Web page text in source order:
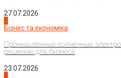
27.07.2026
Бізнес та економіка
Промышленные солнечные
решение для бизнеса
23.07.2026